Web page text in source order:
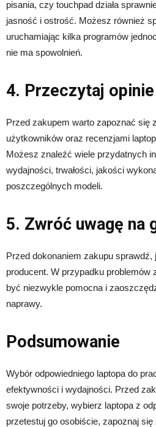
pisania, czy touchpad działa
jasność i ostrość. Możesz również
uruchamiając kilka programów
nie ma spowolnień.
4. Przeczytaj
Przed zakupem warto zapoznać się
użytkowników oraz recenzjami
Możesz znaleźć wiele przydatnych
wydajności, trwałości, jakości
poszczególnych modeli.
5. Zwróć uwagę na
Przed dokonaniem zakupu sprawdź,
producent. W przypadku problemów
być niezwykle pomocna i
naprawy.
Podsumowanie
Wybór odpowiedniego laptopa do
efektywności i wydajności. Przed
swoje potrzeby, wybierz laptopa z
przetestuj go osobiście, zapoznaj